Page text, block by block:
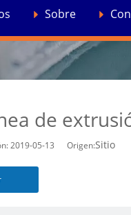
Sobre
en línea de
de
2019-05-13 Origen:Sitio